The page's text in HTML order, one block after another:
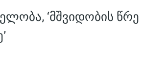
‘მშვიდობის წრე